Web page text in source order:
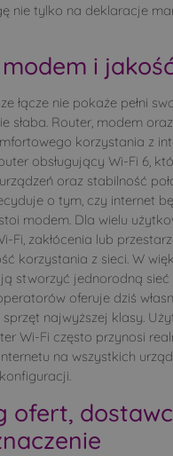
nie tylko na deklaracje
i
łącze nie pokaże pełni
słaba. Router, modem
korzystania z
obsługujący Wi-Fi 6,
oraz stabilność
o tym, czy internet
modem. Dla wielu
Fi, zakłócenia lub
korzystania z sieci. W
stworzyć jednorodną
oferuje dziś
najwyższej klasy.
Wi-Fi często przynosi
na wszystkich
ofert,